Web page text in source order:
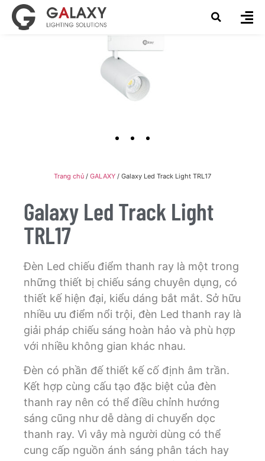
Trang chủ / GALAXY / Galaxy Led Track Light TRL17
Galaxy Led Track Light
TRL17
Đèn Led chiếu điểm thanh ray là một trong
những thiết bị chiếu sáng chuyên dụng, có
thiết kế hiện đại, kiểu dáng bắt mắt. Sở hữu
nhiều ưu điểm nổi trội, đèn Led thanh ray là
giải pháp chiếu sáng hoàn hảo và phù hợp
với nhiều không gian khác nhau.
Đèn có phần đế thiết kế cố định âm trần.
Kết hợp cùng cấu tạo đặc biệt của đèn
thanh ray nên có thể điều chỉnh hướng
sáng cũng như dễ dàng di chuyển dọc
thanh ray. Vì vây mà người dùng có thể
cung cấp nguồn ánh sáng phân tách hay